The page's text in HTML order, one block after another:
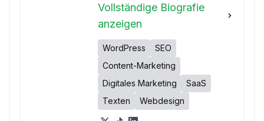
Vollständige Biografie
anzeigen
WordPress
SEO
Content-Marketing
Digitales Marketing
SaaS
Texten
Webdesign